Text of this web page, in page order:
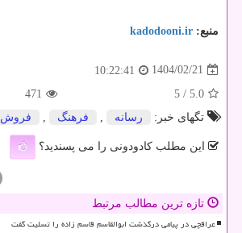
منبع: kadodooni.ir
1404/02/21
10:22:41
5.0
/ 5
471
تگهای خبر:
رسانه فرهنگ فروش
این مطلب کادودونی را می پسندید؟
تازه ترین مطالب مرتبط
عراقچی در پیامی درگذشت ابوالقاسم قاسم زاده را تسلیت گفت